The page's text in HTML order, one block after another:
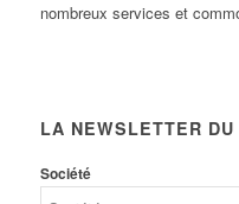
nombreux services et
LA NEWSLETTER DU
Société